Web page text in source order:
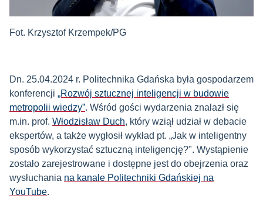
Fot. Krzysztof Krzempek/PG
Dn. 25.04.2024 r. Politechnika Gdańska była gospodarzem
konferencji „Rozwój sztucznej inteligencji w budowie
metropolii wiedzy”. Wśród gości wydarzenia znalazł się
m.in. prof. Włodzisław Duch, który wziął udział w debacie
ekspertów, a także wygłosił wykład pt. „Jak w inteligentny
sposób wykorzystać sztuczną inteligencję?". Wystąpienie
zostało zarejestrowane i dostępne jest do obejrzenia oraz
wysłuchania na kanale Politechniki Gdańskiej na
YouTube.